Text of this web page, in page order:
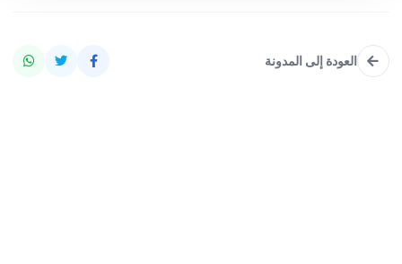
العودة إلى المدونة